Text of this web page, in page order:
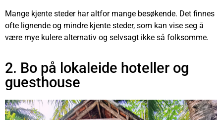
Mange kjente steder har altfor mange besøkende. Det finnes
ofte lignende og mindre kjente steder, som kan vise seg å
være mye kulere alternativ og selvsagt ikke så folksomme.
2. Bo på lokaleide hoteller og
guesthouse